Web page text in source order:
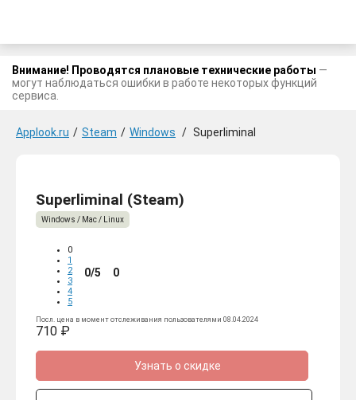
Внимание! Проводятся плановые технические работы —
могут наблюдаться ошибки в работе некоторых функций
сервиса.
Applook.ru / Steam / Windows / Superliminal
Superliminal (Steam)
Windows / Mac / Linux
0
1
2
3
4
5
0/5 0
Посл. цена в момент отслеживания пользователями 08.04.2024
710 ₽
Узнать о скидке